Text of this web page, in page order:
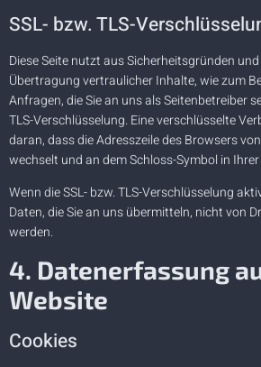
SSL- bzw. TLS-
Diese Seite nutzt aus Sicherheitsgründen
Übertragung vertraulicher Inhalte, wie zum
Anfragen, die Sie an uns als Seitenbetreiber
TLS-Verschlüsselung. Eine verschlüsselte
daran, dass die Adresszeile des Browsers
wechselt und an dem Schloss-Symbol in
Wenn die SSL- bzw. TLS-Verschlüsselung
Daten, die Sie an uns übermitteln, nicht von
werden.
4. Datenerfassung
Website
Cookies